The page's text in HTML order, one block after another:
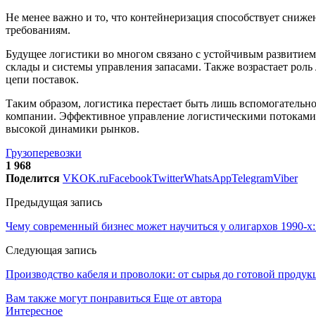
Не менее важно и то, что контейнеризация способствует
требованиям.
Будущее логистики во многом связано с устойчивым
склады и системы управления запасами. Также возрастает
цепи поставок.
Таким образом, логистика перестает быть лишь
компании. Эффективное управление логистическими
высокой динамики рынков.
Грузоперевозки
1 968
Поделится VKOK.ruFacebookTwitterWhatsAppTelegramViber
Предыдущая запись
Чему современный бизнес может научиться у олигархов 1990-
Следующая запись
Производство кабеля и проволоки: от сырья до готовой
Вам также могут понравиться Еще от автора
Интересное